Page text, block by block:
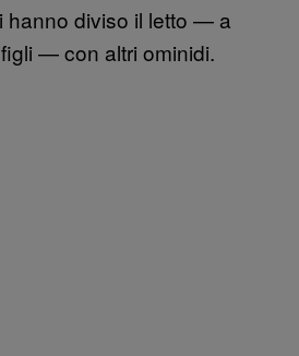
hanno diviso il letto — a
— con altri ominidi.